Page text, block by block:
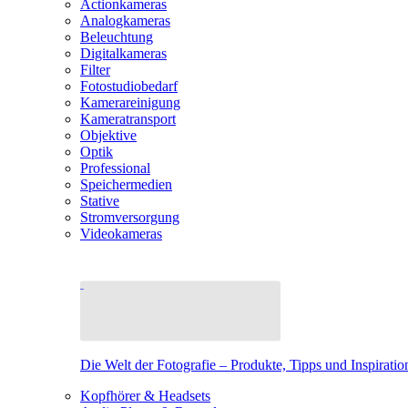
Actionkameras
Analogkameras
Beleuchtung
Digitalkameras
Filter
Fotostudiobedarf
Kamerareinigung
Kameratransport
Objektive
Optik
Professional
Speichermedien
Stative
Stromversorgung
Videokameras
Die Welt der Fotografie – Produkte, Tipps und
Kopfhörer & Headsets